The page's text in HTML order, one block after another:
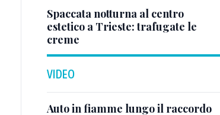
Spaccata notturna al centro
estetico a Trieste: trafugate le
creme
VIDEO
Auto in fiamme lungo il raccordo